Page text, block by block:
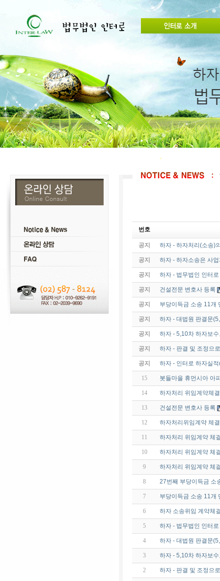
번호
공지 하자 - 하자처리(소송)
공지 하자 - 하자소송은 사
공지 하자 - 법무법인 인터
공지 건설전문 변호사 등록
공지 부당이득금 소송 11
공지 하자 - 대법원 판결문
공지 하자 - 5,10차 하자보
공지 하자 - 판결 및 조정으
공지 하자 - 인터로 하자실
15 봇들마을 휴먼시아 아
14 하자처리 위임계약체
13 건설전문 변호사 등록
12 하자처리위임계약 체
11 하자처리 위임계약 체
10 하자처리 위임계약 체
9 하자처리 위임계약 체
8 27번째 부당이득금 소
7 부당이득금 소송 11
6 하자 소송위임 계약체
5 하자 - 법무법인 인터
4 하자 - 대법원 판결문
3 하자 - 5,10차 하자보
2 하자 - 판결 및 조정으